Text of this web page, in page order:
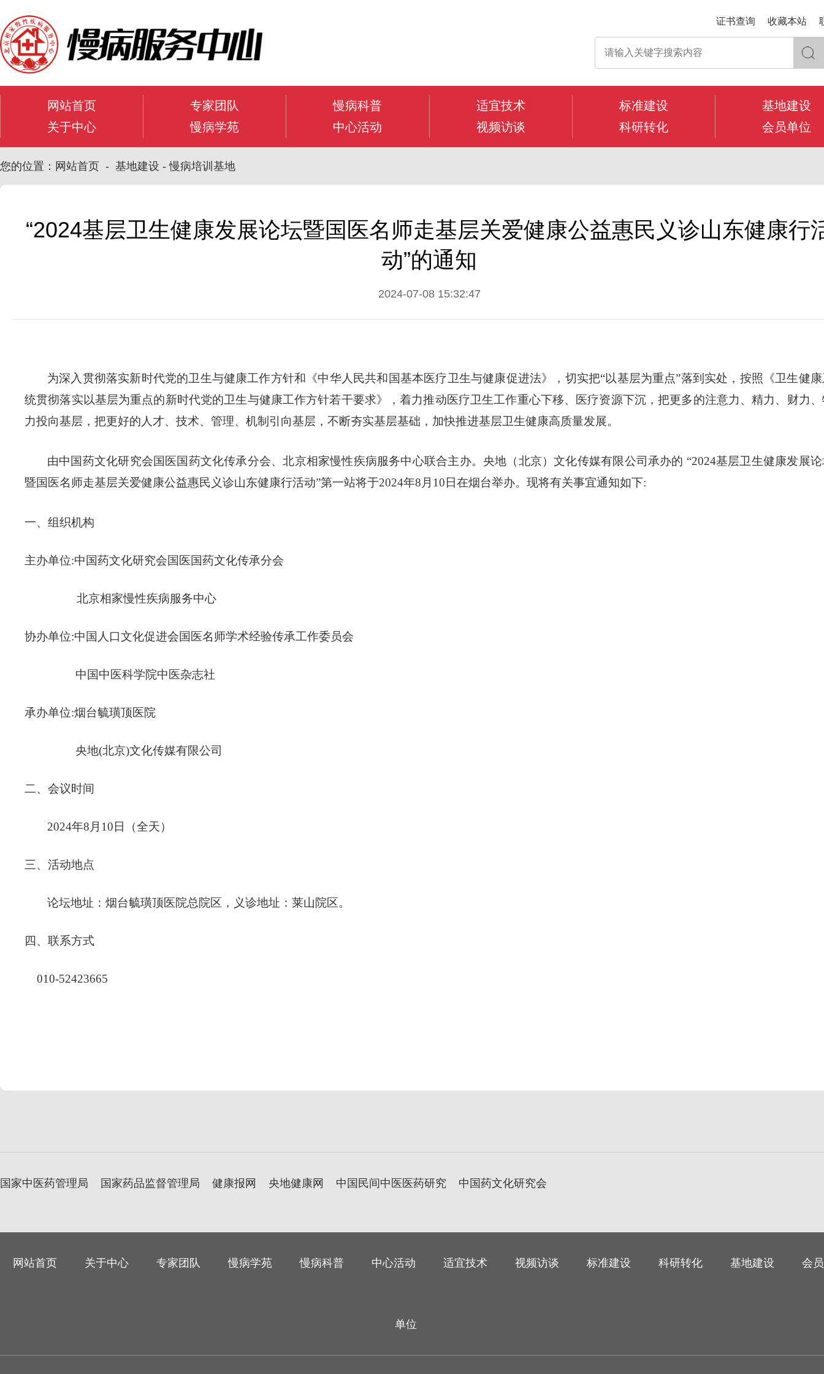
证书查询 收藏本站
网站首页
关于中心
专家团队
慢病学苑
慢病科普
中心活动
适宜技术
视频访谈
标准建设
科研转化
基地建设
会员单位
您的位置：网站首页 - 基地建设 - 慢病培训基地
“2024基层卫生健康发展论坛暨国医名师走基层关爱健康公益惠民义诊山东健康行
动”的通知
2024-07-08 15:32:47
为深入贯彻落实新时代党的卫生与健康工作方针和《中华人民共和国基本医疗卫生与健康促进法》，切实把“以基层为重点”落到实处，按照《卫生健
统贯彻落实以基层为重点的新时代党的卫生与健康工作方针若干要求》，着力推动医疗卫生工作重心下移、医疗资源下沉，把更多的注意力、精力、财力
力投向基层，把更好的人才、技术、管理、机制引向基层，不断夯实基层基础，加快推进基层卫生健康高质量发展。
由中国药文化研究会国医国药文化传承分会、北京相家慢性疾病服务中心联合主办。央地（北京）文化传媒有限公司承办的 “2024基层卫生健康发展
暨国医名师走基层关爱健康公益惠民义诊山东健康行活动”第一站将于2024年8月10日在烟台举办。现将有关事宜通知如下:
一、组织机构
主办单位:中国药文化研究会国医国药文化传承分会
北京相家慢性疾病服务中心
协办单位:中国人口文化促进会国医名师学术经验传承工作委员会
中国中医科学院中医杂志社
承办单位:烟台毓璜顶医院
央地(北京)文化传媒有限公司
二、会议时间
2024年8月10日（全天）
三、 活动地点
论坛地址：烟台毓璜顶医院总院区，义诊地址：莱山院区。
四、 联系方式
010-52423665
国家中医药管理局 国家药品监督管理局 健康报网 央地健康网 中国民间中医医药研究 中国药文化研究会
网站首页 关于中心 专家团队 慢病学苑 慢病科普 中心活动 适宜技术 视频访谈 标准建设 科研转化 基地建设 会员
单位